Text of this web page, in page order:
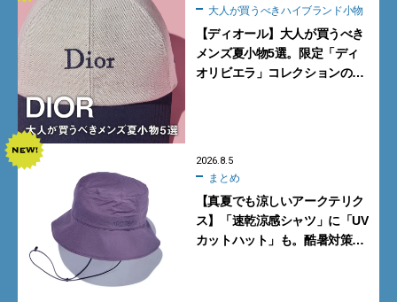
大人が買うべきハイブランド小物
【ディオール】大人が買うべき
メンズ夏小物5選。限定「ディ
オリビエラ」コレクションの
2026.8.5
まとめ
【真夏でも涼しいアークテリク
ス】「速乾涼感シャツ」に「UV
カットハット」も。酷暑対策に